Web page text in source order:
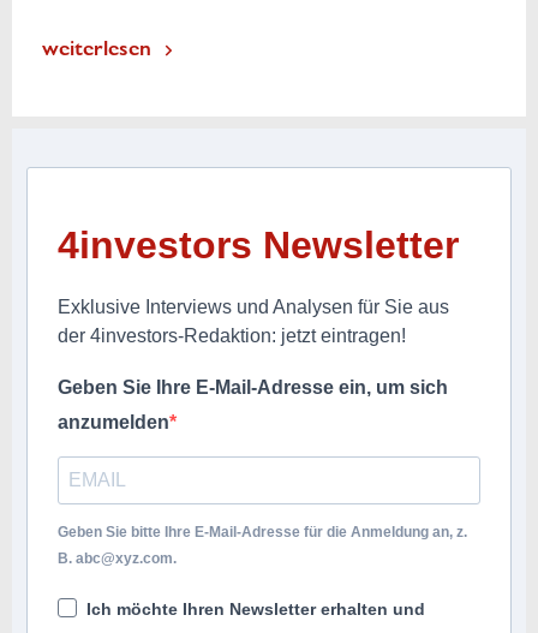
weiterlesen
4investors Newsletter
Exklusive Interviews und Analysen für Sie aus
der 4investors-Redaktion: jetzt eintragen!
Geben Sie Ihre E-Mail-Adresse ein, um sich
anzumelden
Geben Sie bitte Ihre E-Mail-Adresse für die Anmeldung an, z.
B. abc@xyz.com.
Ich möchte Ihren Newsletter erhalten und